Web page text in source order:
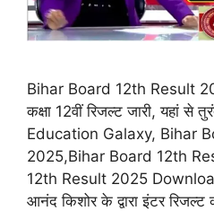
Bihar Board 12th Result
कक्षा 12वीं रिजल्ट जारी, यहां
Education Galaxy, Bihar
2025,Bihar Board 12th
12th Result 2025 Download
आनंद किशोर के द्वारा इंटर रिजल्ट